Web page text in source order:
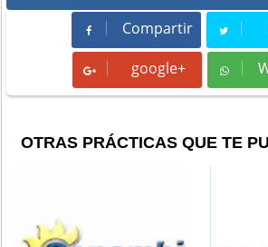
Compartir
Compartir
google+
OTRAS PRÁCTICAS QUE TE